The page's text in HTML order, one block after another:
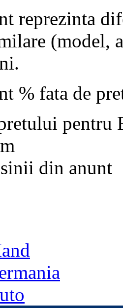
reprezinta
(model,
% fata de
pentru
din anunt